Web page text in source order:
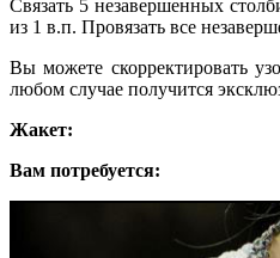
Связать 5 незавершенных
из 1 в.п. Провязать все
Вы можете скорректировать
любом случае получится
Жакет:
Вам потребуется: